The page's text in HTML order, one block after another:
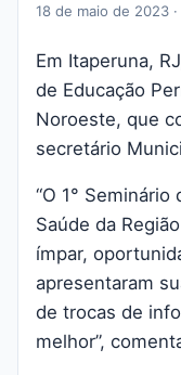
18 de maio de 2023 ·
Em Itaperuna,
de Educação
Noroeste, que
secretário
“O 1°
Saúde da
ímpar,
apresentaram
de trocas de
melhor”,